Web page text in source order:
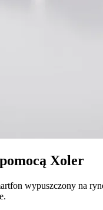
Xoler
wypuszczony na